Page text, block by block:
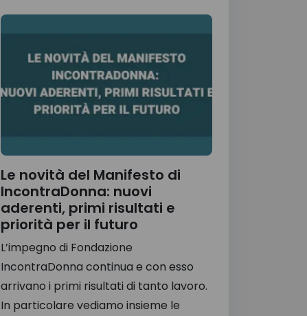
Le novità del Manifesto di
IncontraDonna: nuovi
aderenti, primi risultati e
priorità per il futuro
L’impegno di Fondazione
IncontraDonna continua e con esso
arrivano i primi risultati di tanto lavoro.
In particolare vediamo insieme le